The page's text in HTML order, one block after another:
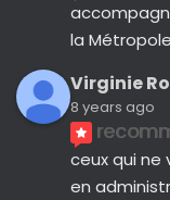
la
Virginie
8 years ago
ceux qui
en